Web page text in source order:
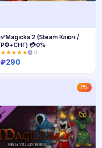
✅Magicka 2 (Steam Ключ /
РФ+СНГ) 💳0%
★★★★★ 0
₽290
1%